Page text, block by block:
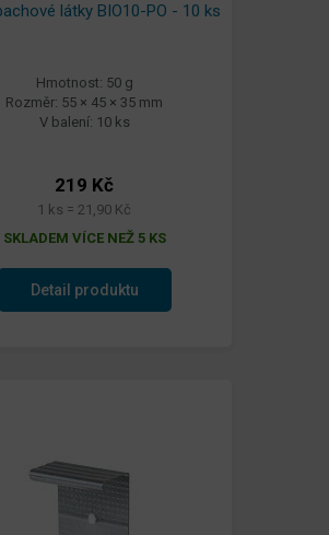
látky BIO10-PO - 10 ks
Hmotnost: 50 g
Rozměr: 55 × 45 × 35 mm
V balení: 10 ks
219 Kč
1 ks = 21,90 Kč
SKLADEM VÍCE NEŽ 5 KS
Detail produktu